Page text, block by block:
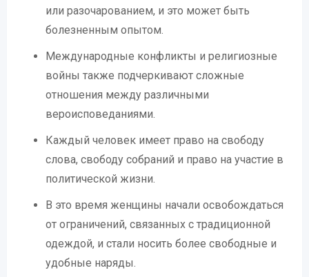
или разочарованием, и это может быть
болезненным опытом.
Международные конфликты и религиозные
войны также подчеркивают сложные
отношения между различными
вероисповеданиями.
Каждый человек имеет право на свободу
слова, свободу собраний и право на участие в
политической жизни.
В это время женщины начали освобождаться
от ограничений, связанных с традиционной
одеждой, и стали носить более свободные и
удобные наряды.